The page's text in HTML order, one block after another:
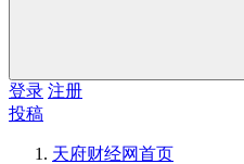
登录 注册
投稿
天府财经网首页